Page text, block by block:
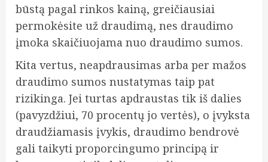
būstą pagal rinkos kainą, greičiausiai
permokėsite už draudimą, nes draudimo
įmoka skaičiuojama nuo draudimo sumos.
Kita vertus, neapdrausimas arba per mažos
draudimo sumos nustatymas taip pat
rizikinga. Jei turtas apdraustas tik iš dalies
(pavyzdžiui, 70 procentų jo vertės), o įvyksta
draudžiamasis įvykis, draudimo bendrovė
gali taikyti proporcingumo principą ir